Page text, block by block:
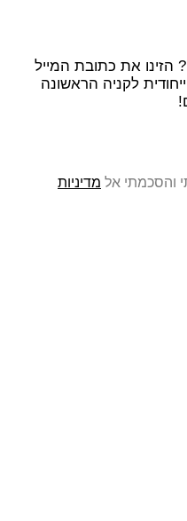
הזינו את כתובת המייל
לקניה הראשונה
והסכמתי אל מדיניות